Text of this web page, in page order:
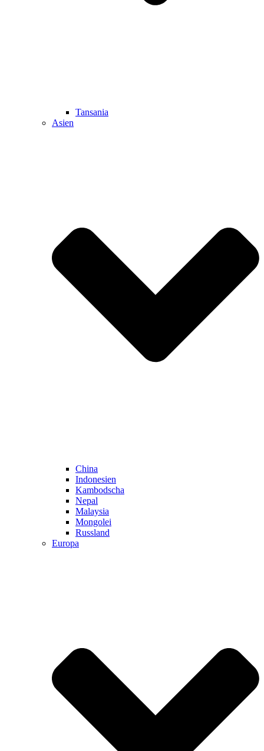
Tansania
Asien
China
Indonesien
Kambodscha
Nepal
Malaysia
Mongolei
Russland
Europa